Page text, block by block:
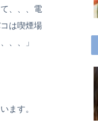
、、、電
は喫煙場
、、」
ます。